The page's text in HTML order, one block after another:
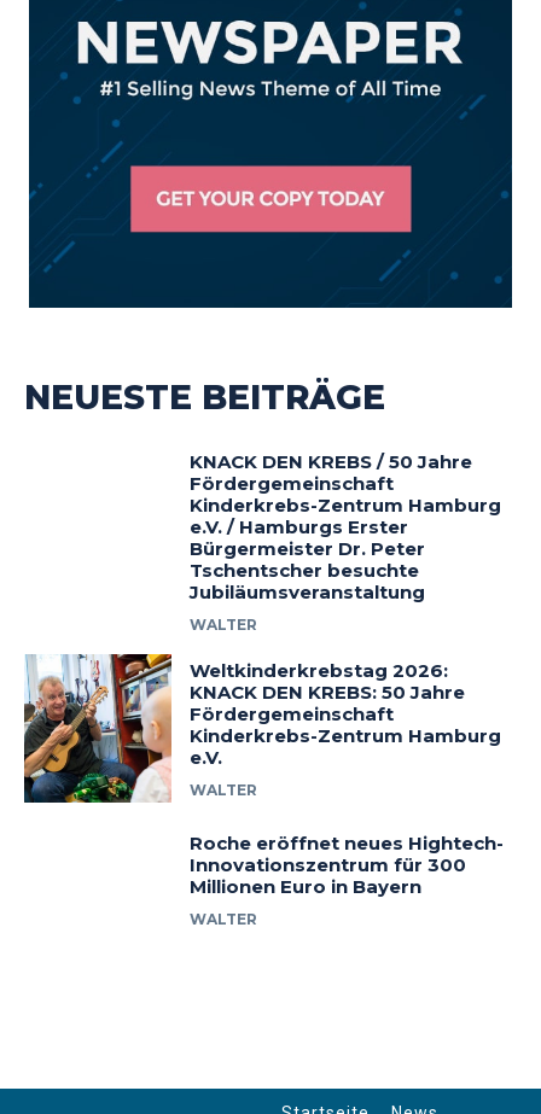
NEUESTE BEITRÄGE
KNACK DEN KREBS / 50 Jahre
Fördergemeinschaft
Kinderkrebs-Zentrum Hamburg
e.V. / Hamburgs Erster
Bürgermeister Dr. Peter
Tschentscher besuchte
Jubiläumsveranstaltung
WALTER
Weltkinderkrebstag 2026:
KNACK DEN KREBS: 50 Jahre
Fördergemeinschaft
Kinderkrebs-Zentrum Hamburg
e.V.
WALTER
Roche eröffnet neues Hightech-
Innovationszentrum für 300
Millionen Euro in Bayern
WALTER